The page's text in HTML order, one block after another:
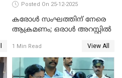
Posted On 25-12-2025
കരോള്‍ സംഘത്തിന് നേരെ
ആക്രമണം; ഒരാള്‍ അറസ്റ്റില്‍
1 Min Read View All